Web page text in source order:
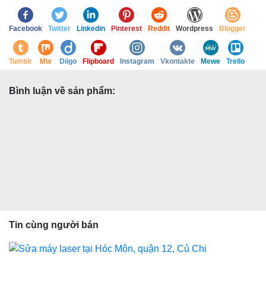
Facebook Twitter Linkedin Pinterest Reddit Wordpress Blogger
Tumblr Mix Diigo Flipboard Instagram Vkontakte Mewe Trello
Bình luận về sản phẩm:
Tin cùng người bán